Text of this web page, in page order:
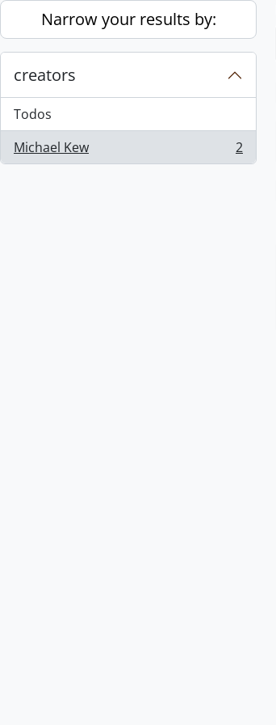
Skip to main content
Narrow your results by:
creators
Todos
Michael Kew
, 2 resultados 2